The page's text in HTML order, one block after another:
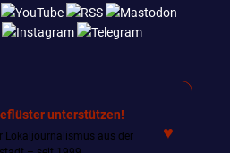
unterstützen!
Lokaljournalismus aus der
♥